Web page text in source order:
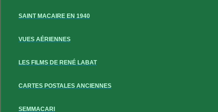
SAINT MACAIRE EN 1940
VUES AÉRIENNES
LES FILMS DE RENÉ LABAT
CARTES POSTALES ANCIENNES
SEMMACARI